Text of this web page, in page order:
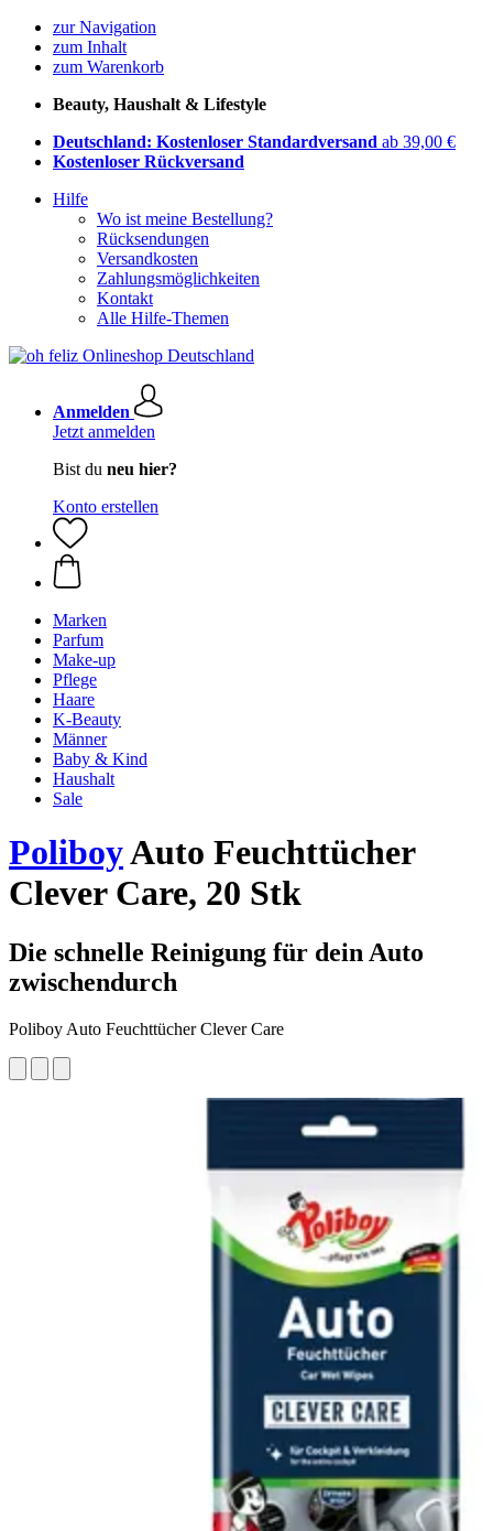
zur Navigation
zum Inhalt
zum Warenkorb
Beauty, Haushalt & Lifestyle
Deutschland: Kostenloser Standardversand ab 39,00 €
Kostenloser Rückversand
Hilfe
Wo ist meine Bestellung?
Rücksendungen
Versandkosten
Zahlungsmöglichkeiten
Kontakt
Alle Hilfe-Themen
Anmelden
Jetzt anmelden
Bist du neu hier?
Konto erstellen
Marken
Parfum
Make-up
Pflege
Haare
K-Beauty
Männer
Baby & Kind
Haushalt
Sale
PoliboyAuto Feuchttücher
Clever Care, 20 Stk
Die schnelle Reinigung für dein Auto
zwischendurch
Poliboy Auto Feuchttücher Clever Care